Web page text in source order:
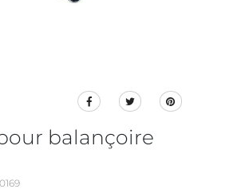
balançoire